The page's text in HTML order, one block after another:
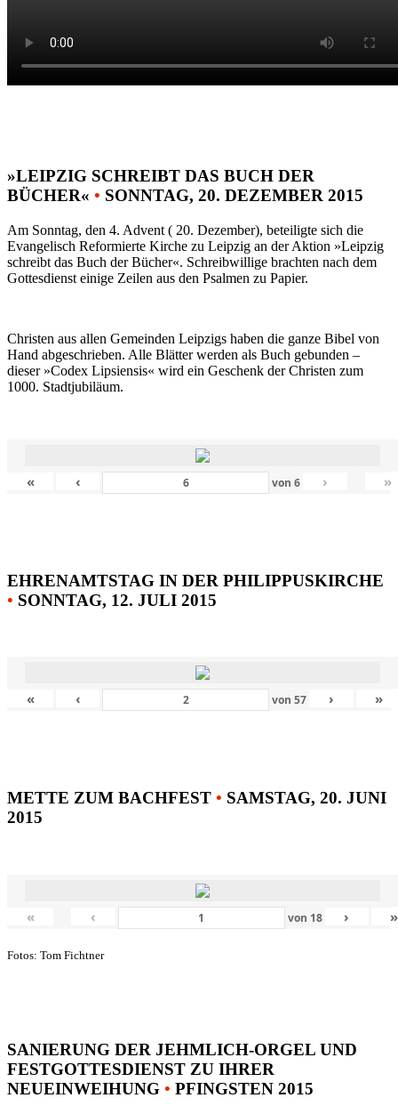
»LEIPZIG SCHREIBT DAS BUCH DER
BÜCHER« • SONNTAG, 20. DEZEMBER 2015
Am Sonntag, den 4. Advent ( 20. Dezember), beteiligte sich die
Evangelisch Reformierte Kirche zu Leipzig an der Aktion »Leipzig
schreibt das Buch der Bücher«. Schreibwillige brachten nach dem
Gottesdienst einige Zeilen aus den Psalmen zu Papier.
Christen aus allen Gemeinden Leipzigs haben die ganze Bibel von
Hand abgeschrieben. Alle Blätter werden als Buch gebunden –
dieser »Codex Lipsiensis« wird ein Geschenk der Christen zum
1000. Stadtjubiläum.
« ‹ von6 › »
EHRENAMTSTAG IN DER PHILIPPUSKIRCHE
• SONNTAG, 12. JULI 2015
« ‹ von57 › »
METTE ZUM BACHFEST • SAMSTAG, 20. JUNI
2015
« ‹ von 18 › »
Fotos: Tom Fichtner
SANIERUNG DER JEHMLICH-ORGEL UND
FESTGOTTESDIENST ZU IHRER
NEUEINWEIHUNG • PFINGSTEN 2015